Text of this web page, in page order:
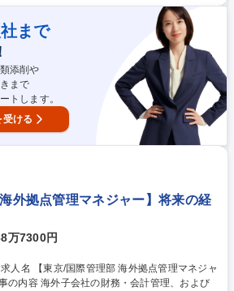
性を確認する信頼性保証業務（日英）も行いま
携し、開発プロジェクトを品質面から推進しま
効率化にも携わっていただきます。 募集職
および申請資料の信頼性保証担当】福利厚生
まで
添削や
まで
トします。
受ける
外拠点管理マネジャー】将来の経
万7300円